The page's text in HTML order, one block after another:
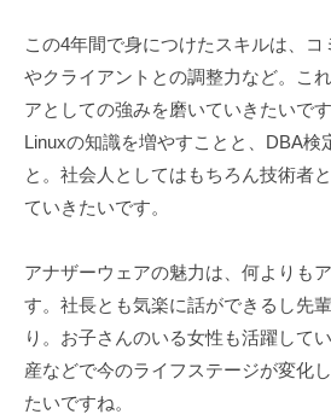
広
報
室
この4年間で身につけたスキルは、コ
やクライアントとの調整力など。こ
アとしての強みを磨いていきたいで
Linuxの知識を増やすことと、DBA検
と。社会人としてはもちろん技術者
ていきたいです。
アナザーウェアの魅力は、何よりも
す。社長とも気楽に話ができるし先
り。お子さんのいる女性も活躍して
産などで今のライフステージが変化
たいですね。